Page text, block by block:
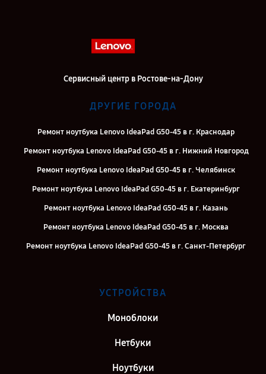
Сервисный центр в Ростове-на-Дону
ДРУГИЕ ГОРОДА
Ремонт ноутбука Lenovo IdeaPad G50-45 в г. Краснодар
Ремонт ноутбука Lenovo IdeaPad G50-45 в г. Нижний Новгород
Ремонт ноутбука Lenovo IdeaPad G50-45 в г. Челябинск
Ремонт ноутбука Lenovo IdeaPad G50-45 в г. Екатеринбург
Ремонт ноутбука Lenovo IdeaPad G50-45 в г. Казань
Ремонт ноутбука Lenovo IdeaPad G50-45 в г. Москва
Ремонт ноутбука Lenovo IdeaPad G50-45 в г. Санкт-Петербург
УСТРОЙСТВА
Моноблоки
Нетбуки
Ноутбуки